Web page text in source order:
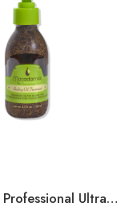
Macadamia Professional Ultra Rich Repair Oil Treatment 125 ml